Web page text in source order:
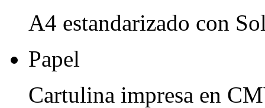
A4 estandarizado con
Papel
Cartulina impresa en